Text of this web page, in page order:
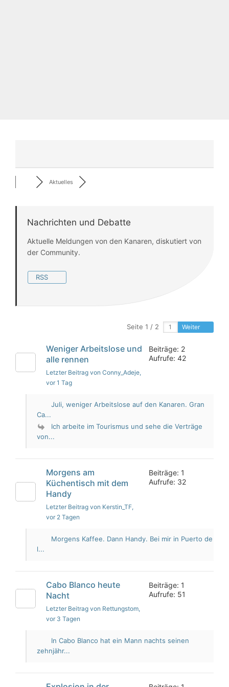
Aktuelles
Nachrichten und Debatte
Aktuelle Meldungen von den Kanaren, diskutiert von
der Community.
RSS
Seite 1 / 2 Weiter
Weniger Arbeitslose und
alle rennen
Letzter Beitrag von Conny_Adeje,
vor 1 Tag
Beiträge: 2
Aufrufe: 42
Juli, weniger Arbeitslose auf den Kanaren. Gran
Ca...
Ich arbeite im Tourismus und sehe die Verträge
von...
Morgens am
Küchentisch mit dem
Handy
Letzter Beitrag von Kerstin_TF,
vor 2 Tagen
Beiträge: 1
Aufrufe: 32
Morgens Kaffee. Dann Handy. Bei mir in Puerto de
l...
Cabo Blanco heute
Nacht
Letzter Beitrag von Rettungstom,
vor 3 Tagen
Beiträge: 1
Aufrufe: 51
In Cabo Blanco hat ein Mann nachts seinen
zehnjähr...